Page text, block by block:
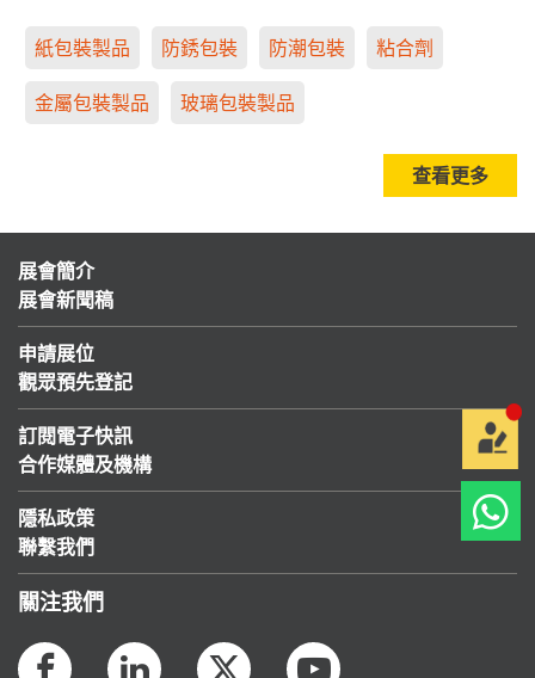
紙包裝製品 防銹包裝 防潮包裝 粘合劑
金屬包裝製品 玻璃包裝製品
查看更多
展會簡介
展會新聞稿
申請展位
觀眾預先登記
訂閱電子快訊
合作媒體及機構
隱私政策
聯繫我們
關注我們